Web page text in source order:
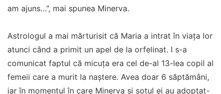
am ajuns…”, mai spunea Minerva.
Astrologul a mai mărturisit că Maria a intrat în viața lor
atunci când a primit un apel de la orfelinat. I s-a
comunicat faptul că micuța era cel de-al 13-lea copil al
femeii care a murit la naștere. Avea doar 6 săptămâni,
iar în momentul în care Minerva și soțul ei au adoptat-